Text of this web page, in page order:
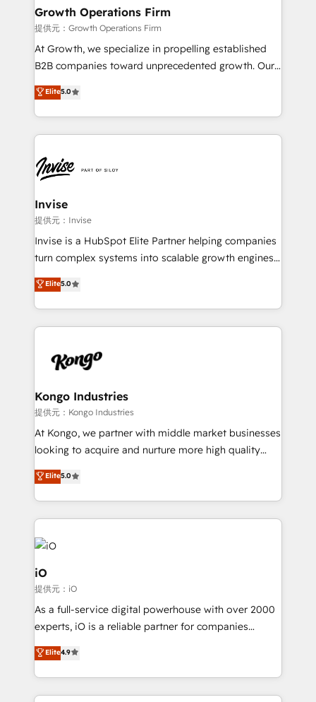
Choose Nexa Cognition? 🚀 HubSpot Expertise: Our
certified team specialises in CRM implementation,
marketing automation, and revenue operations. 🤝
Custom Solutions: From onboarding and
HubSpot with your business needs. 🌟 Proven
Results: We’ve helped businesses of all sizes
Packages: Choose ongoing support or project-based
solutions. We offer service packages designed to fit
Growth Operations Firm
提供元：Growth Operations Firm
At Growth, we specialize in propelling established
B2B companies toward unprecedented growth. Our
focus is on fine-tuning and enhancing your growth,
sales, and marketing operations. Unlike conventional
marketing agencies, we dive deep into the
operational aspects of your business, ensuring that
functioning optimally. With our expertise in leading
platforms like Salesforce and HubSpot, we bring a
wealth of knowledge and experience to the table.
Our strategies are tailored to your business's unique
needs, ensuring a personalized approach that aligns
with your growth objectives.
Elite5.0
Invise
提供元：Invise
Invise is a HubSpot Elite Partner helping companies
turn complex systems into scalable growth engines.
We combine strategy, technology and change
management to drive measurable results. As part of
the fast-growing Siloy Group, we unite more than
250+ HubSpot experts across Europe – ready to
business goals. Talk to us if you’re looking to: -
reliable source of truth - Unlock the full value of your
CRM and marketing data, not just implement a
system - Accelerate impact with a partner who
understands both strategy and technology
Elite5.0
Kongo Industries
提供元：Kongo Industries
At Kongo, we partner with middle market businesses
looking to acquire and nurture more high quality
leads. We use digital media, marketing cloud,
automation and software integration to drive sales
and, deliver clarity on marketing expenditure.
Elite5.0
iO
提供元：iO
As a full-service digital powerhouse with over 2000
experts, iO is a reliable partner for companies
looking to strengthen their position in the fields of
marketing, technology, content, strategy and
creation. iO combines in-depth knowledge on both
the marketing and technology end of HubSpot,
Elite4.9